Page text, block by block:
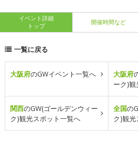
イベント詳細
トップ
開催時間など
一覧に戻る
大阪府のGWイベント一覧へ 大阪府
ーク)
関西のGW(ゴールデンウィー
ク)観光スポット一覧へ
全国の
ク)観